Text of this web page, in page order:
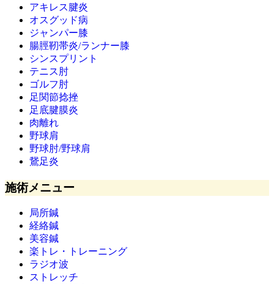
アキレス腱炎
オスグッド病
ジャンパー膝
腸脛靭帯炎/ランナー膝
シンスプリント
テニス肘
ゴルフ肘
足関節捻挫
足底腱膜炎
肉離れ
野球肩
野球肘/野球肩
鵞足炎
施術メニュー
局所鍼
経絡鍼
美容鍼
楽トレ・トレーニング
ラジオ波
ストレッチ